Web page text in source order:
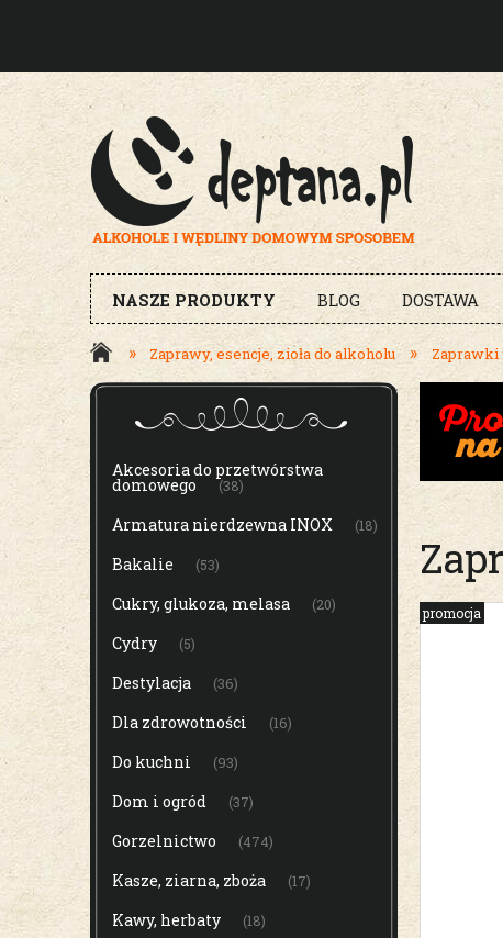
NASZE PRODUKTY BLOG DOSTAWA
» Zaprawy, esencje, zioła do alkoholu » Zaprawki
MENU
Akcesoria do przetwórstwa
domowego (38)
Armatura nierdzewna INOX (18)
Bakalie (53)
Cukry, glukoza, melasa (20)
Cydry (5)
Destylacja (36)
Dla zdrowotności (16)
Do kuchni (93)
Dom i ogród (37)
Gorzelnictwo (474)
Kasze, ziarna, zboża (17)
Kawy, herbaty (18)
promocja